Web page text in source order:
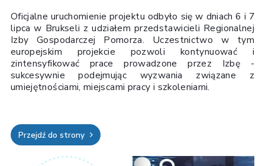
Oficjalne uruchomienie projektu odbyło się w dniach 6 i 7
lipca w Brukseli z udziałem przedstawicieli Regionalnej
Izby Gospodarczej Pomorza. Uczestnictwo w tym
europejskim projekcie pozwoli kontynuować i
zintensyfikować prace prowadzone przez Izbę -
sukcesywnie podejmując wyzwania związane z
umiejętnościami, miejscami pracy i szkoleniami.
Przejdź do strony